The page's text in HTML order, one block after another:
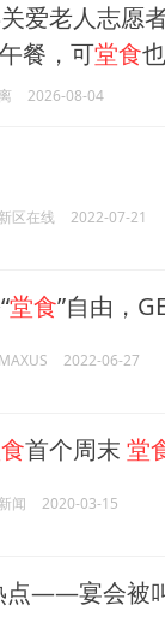
爱老人志愿
餐，可堂食
2026-08-04
区在线 2022-07-21
堂食”自由，
2022-06-27
首个周末 堂
闻 2020-03-15
点——宴会被